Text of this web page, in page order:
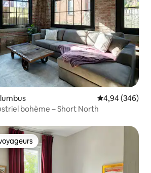
Note
4,94 (346)
bohème – Short North
parmi les plus aimés